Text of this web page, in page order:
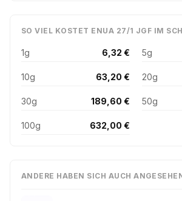
SO VIEL KOSTET ENUA 27/1 JGF IM
1g 6,32 € 5g
10g 63,20 € 20g
30g 189,60 € 50g
100g 632,00 €
ANDERE HABEN SICH AUCH